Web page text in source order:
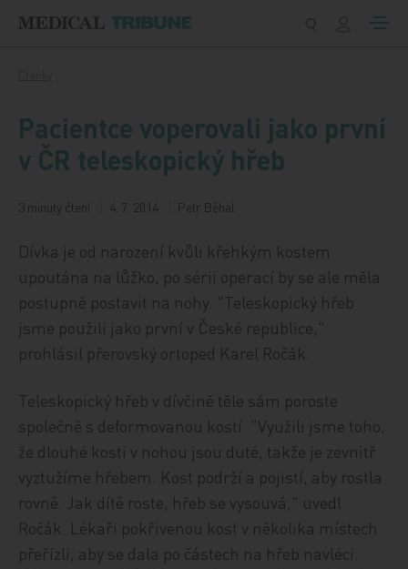
Pacientce voperovali jako první
v ČR teleskopický hřeb
3 minuty čtení 4. 7. 2014 Petr Běhal
Dívka je od narození kvůli křehkým kostem
upoutána na lůžko, po sérii operací by se ale měla
postupně postavit na nohy. "Teleskopický hřeb
jsme použili jako první v České republice,"
prohlásil přerovský ortoped Karel Ročák.
Teleskopický hřeb v dívčině těle sám poroste
společně s deformovanou kostí. "Využili jsme toho,
že dlouhé kosti v nohou jsou duté, takže je zevnitř
vyztužíme hřebem. Kost podrží a pojistí, aby rostla
rovně. Jak dítě roste, hřeb se vysouvá," uvedl
Ročák. Lékaři pokřivenou kost v několika místech
přeřízli, aby se dala po částech na hřeb navléci.